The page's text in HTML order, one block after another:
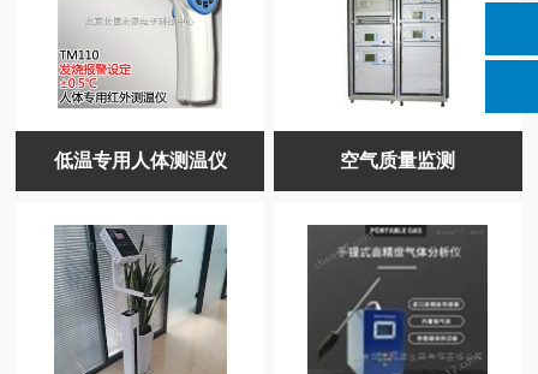
低温专用人体测温仪 空气质量监测